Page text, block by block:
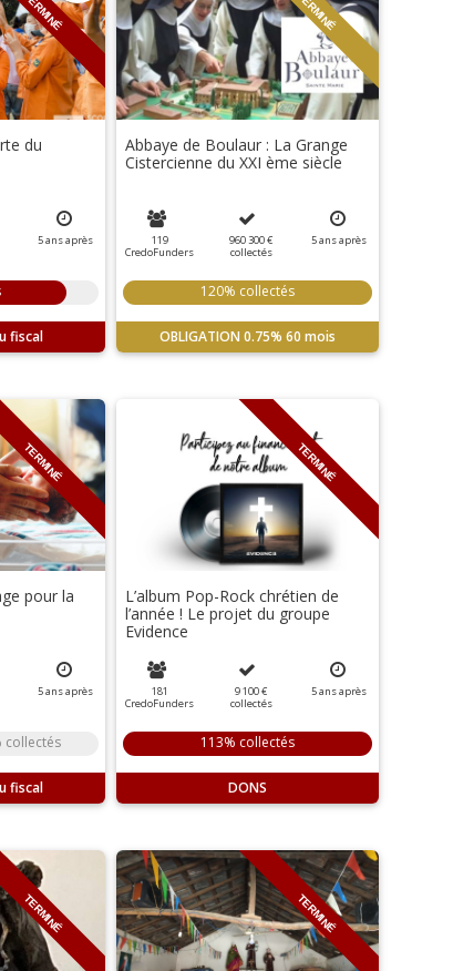
TERMINÉ
du
5ansaprès
TERMINÉ
Abbaye de Boulaur : La Grange
Cistercienne du XXI ème siècle
119
CredoFunders
960 300 €
collectés
5ansaprès
120% collectés
OBLIGATION 0.75% 60 mois
TERMINÉ
pour la
5ansaprès
collectés
TERMINÉ
L’album Pop-Rock chrétien de
l’année ! Le projet du groupe
Evidence
181
CredoFunders
9 100 €
collectés
5ansaprès
113% collectés
DONS
TERMINÉ TERMINÉ